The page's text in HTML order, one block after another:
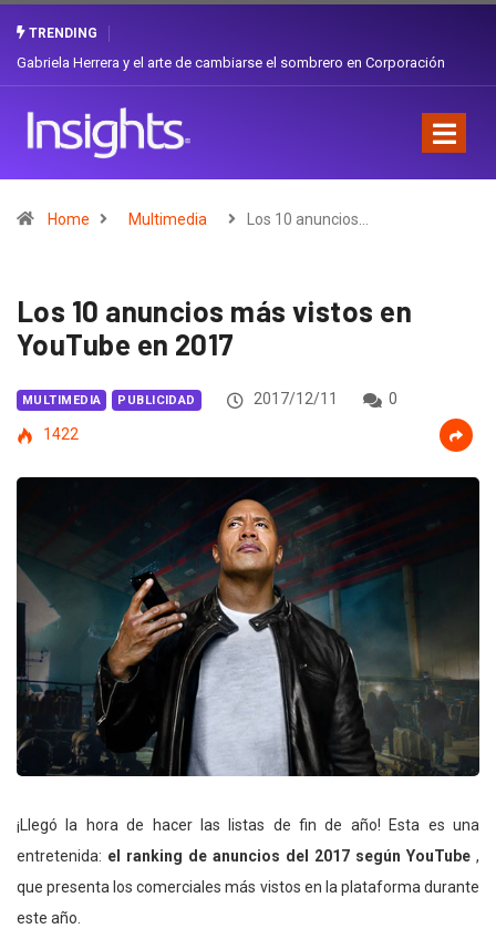
TRENDING
Gabriela Herrera y el arte de cambiarse el sombrero en Corporación
Home Multimedia Los 10 anuncios…
Los 10 anuncios más vistos en
YouTube en 2017
MULTIMEDIA PUBLICIDAD 2017/12/11
0
1422
¡Llegó la hora de hacer las listas de fin de año! Esta es una
entretenida: el ranking de anuncios del 2017 según YouTube ,
que presenta los comerciales más vistos en la plataforma durante
este año.